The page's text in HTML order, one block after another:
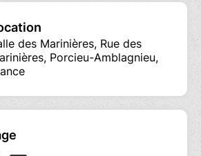
des Marinières, Rue des
Porcieu-Amblagnieu,